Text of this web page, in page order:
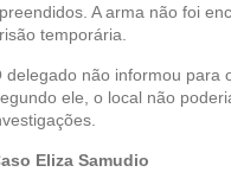
A arma não foi
temporária.
delegado não informou para
ele, o local não
Eliza Samudio